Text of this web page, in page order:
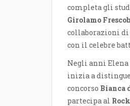
completa gli
Girolamo
collaborazioni di
con il celebre
Negli anni
inizia a
concorso Bianca
partecipa al